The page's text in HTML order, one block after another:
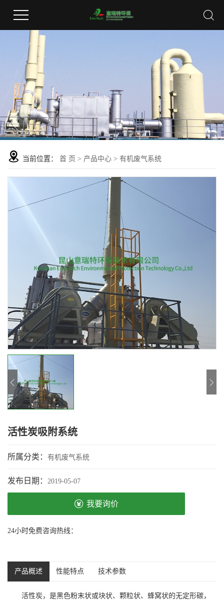
当前位置： 首 页 > 产品中心 > 有机废气系统
活性炭吸附系统
所属分类： 有机废气系统
发布日期： 2019-05-07
我要询价
24小时免费咨询热线：
产品概述 性能特点 技术参数
活性炭，是黑色粉末状或块状、颗粒状、蜂窝状的无定形碳，